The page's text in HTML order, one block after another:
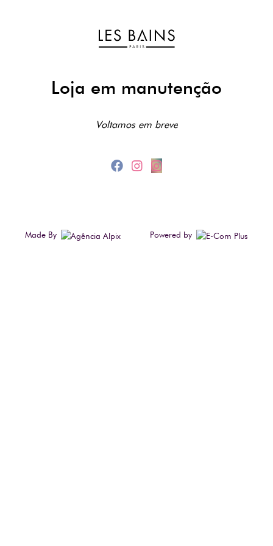
Loja em manutenção
Voltamos em breve
Made By Powered by